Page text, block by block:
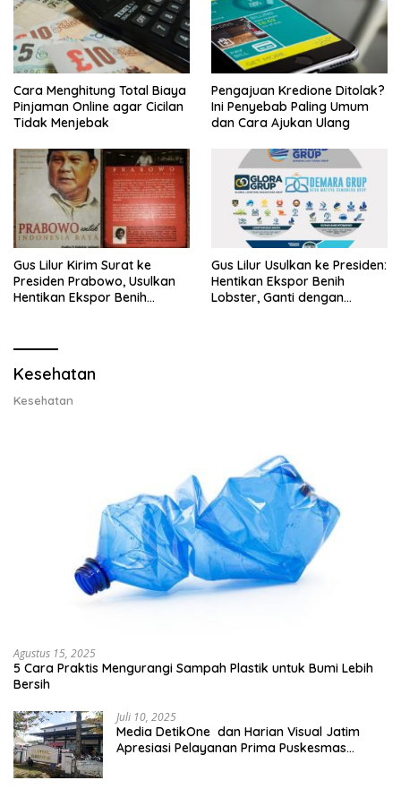
Cara Menghitung Total Biaya
Pinjaman Online agar Cicilan
Tidak Menjebak
Pengajuan Kredione Ditolak?
Ini Penyebab Paling Umum
dan Cara Ajukan Ulang
Gus Lilur Kirim Surat ke
Presiden Prabowo, Usulkan
Hentikan Ekspor Benih
Gus Lilur Usulkan ke Presiden:
Hentikan Ekspor Benih
Lobster, Ganti dengan
Kesehatan
Kesehatan
Agustus 15, 2025
5 Cara Praktis Mengurangi Sampah Plastik untuk Bumi Lebih
Bersih
Juli 10, 2025
Media DetikOne dan Harian Visual Jatim
Apresiasi Pelayanan Prima Puskesmas